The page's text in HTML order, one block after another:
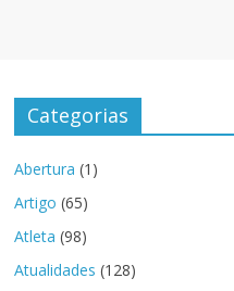
Categorias
Abertura (1)
Artigo (65)
Atleta (98)
Atualidades (128)